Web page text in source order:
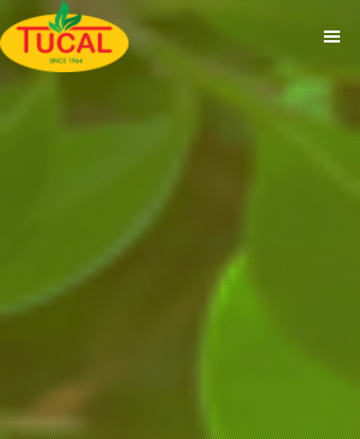
ACCUEIL
À PROPOS
GAMMES
CERTIFICATIONS
RECETTES
ACTUALITÉS
CONTACT
EN